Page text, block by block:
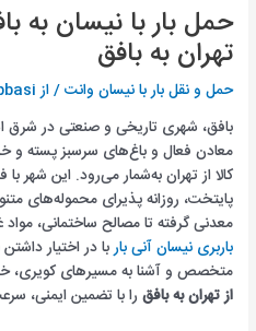
حمل بار با نیسان به
تهران به بافق
حمل و نقل بار با نیسان وانت/ از
بافق، شهری تاریخی و صنعتی در شرق
معادن فعال و باغ‌های سرسبز پسته و
پایتخت، روزانه پذیرای محموله‌های
معدنی گرفته تا مصالح ساختمانی،
باربری نیسان آنی باربا در اختیار
متخصص و آشنا به مسیرهای کویری،
از تهران به بافق را با تضمین ایمنی،